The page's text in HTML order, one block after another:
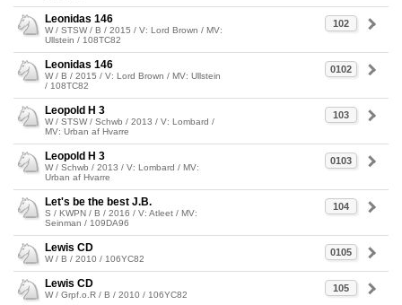
102
Leonidas 146
W / STSW / B / 2015 / V: Lord Brown / MV:
Ullstein / 108TC82
0102
Leonidas 146
W / B / 2015 / V: Lord Brown / MV: Ullstein
/ 108TC82
103
Leopold H 3
W / STSW / Schwb / 2013 / V: Lombard /
MV: Urban af Hvarre
0103
Leopold H 3
W / Schwb / 2013 / V: Lombard / MV:
Urban af Hvarre
104
Let's be the best J.B.
S / KWPN / B / 2016 / V: Atleet / MV:
Seinman / 109DA96
0105
Lewis CD
W / B / 2010 / 106YC82
105
Lewis CD
W / Grpf.o.R / B / 2010 / 106YC82